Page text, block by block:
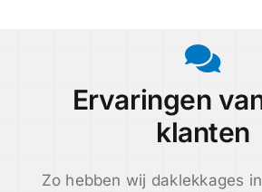
Ervaringen
klanten
Zo hebben wij daklekkages